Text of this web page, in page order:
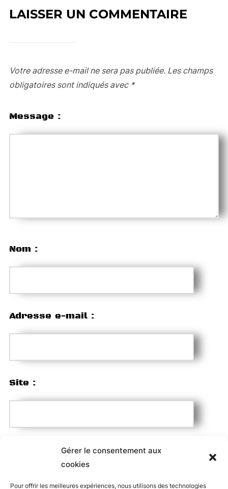
Gérer le consentement aux
cookies
Pour offrir les meilleures expériences, nous utilisons des technologies
LAISSER UN COMMENTAIRE
Votre adresse e-mail ne sera pas publiée. Les champs
obligatoires sont indiqués avec *
Message :
Nom :
Adresse e-mail :
Site :
Enregistrer mon nom, mon e-mail et mon site web dans